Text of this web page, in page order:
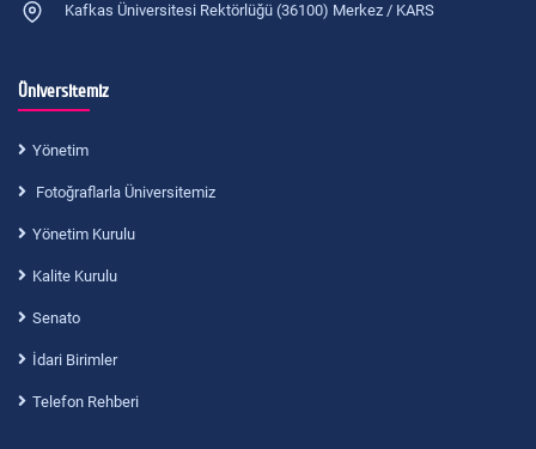
Kafkas Üniversitesi Rektörlüğü (36100) Merkez / KARS
Üniversitemiz
Yönetim
Fotoğraflarla Üniversitemiz
Yönetim Kurulu
Kalite Kurulu
Senato
İdari Birimler
Telefon Rehberi